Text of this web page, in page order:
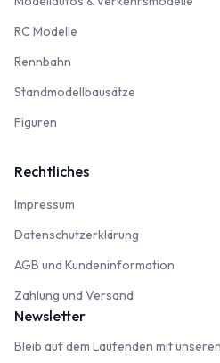
RC Modelle
Rennbahn
Standmodellbausätze
Figuren
Rechtliches
Impressum
Datenschutzerklärung
AGB und Kundeninformation
Zahlung und Versand
Newsletter
Bleib auf dem Laufenden mit